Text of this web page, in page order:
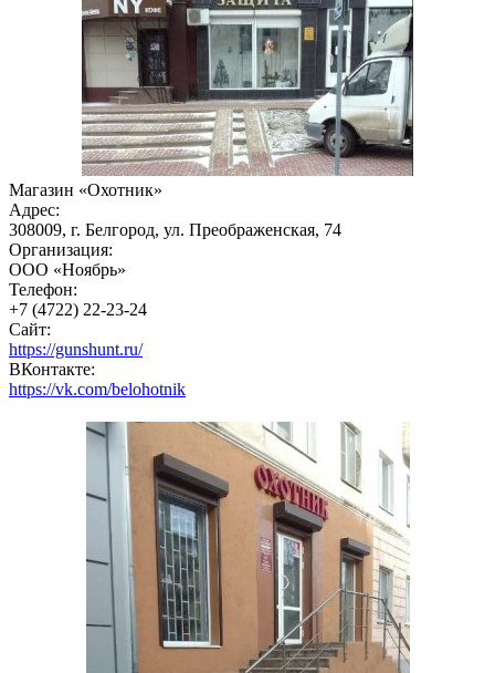
Магазин «Охотник»
Адрес:
308009, г. Белгород, ул. Преображенская, 74
Организация:
ООО «Ноябрь»
Телефон:
+7 (4722) 22-23-24
Сайт:
https://gunshunt.ru/
ВКонтакте:
https://vk.com/belohotnik